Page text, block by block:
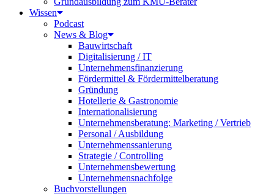
Wissen
Podcast
News & Blog
Bauwirtschaft
Digitalisierung / IT
Unternehmensfinanzierung
Fördermittel & Fördermittelberatung
Gründung
Hotellerie & Gastronomie
Internationalisierung
Unternehmensberatung: Marketing / Vertrieb
Personal / Ausbildung
Unternehmenssanierung
Strategie / Controlling
Unternehmensbewertung
Unternehmensnachfolge
Buchvorstellungen